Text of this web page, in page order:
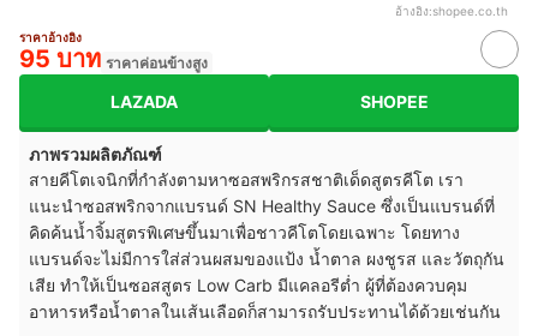
อ้างอิง:shopee.co.th
ราคาอ้างอิง
95 บาท ราคาค่อนข้างสูง
LAZADA SHOPEE
ภาพรวมผลิตภัณฑ์
สายคีโตเจนิกที่กำลังตามหาซอสพริกรสชาติเด็ดสูตรคีโต เรา
แนะนำซอสพริกจากแบรนด์ SN Healthy Sauce ซึ่งเป็นแบรนด์ที่
คิดค้นน้ำจิ้มสูตรพิเศษขึ้นมาเพื่อชาวคีโตโดยเฉพาะ โดยทาง
แบรนด์จะไม่มีการใส่ส่วนผสมของแป้ง น้ำตาล ผงชูรส และวัตถุกัน
เสีย ทำให้เป็นซอสสูตร Low Carb มีแคลอรีต่ำ ผู้ที่ต้องควบคุม
อาหารหรือน้ำตาลในเส้นเลือดก็สามารถรับประทานได้ด้วยเช่นกัน